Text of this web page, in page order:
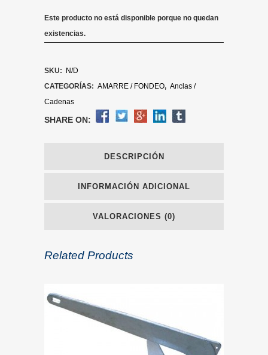
Este producto no está disponible porque no quedan
existencias.
SKU:
N/D
CATEGORÍAS: AMARRE / FONDEO, Anclas /
Cadenas
SHARE ON:
DESCRIPCIÓN
INFORMACIÓN ADICIONAL
VALORACIONES (0)
Related Products